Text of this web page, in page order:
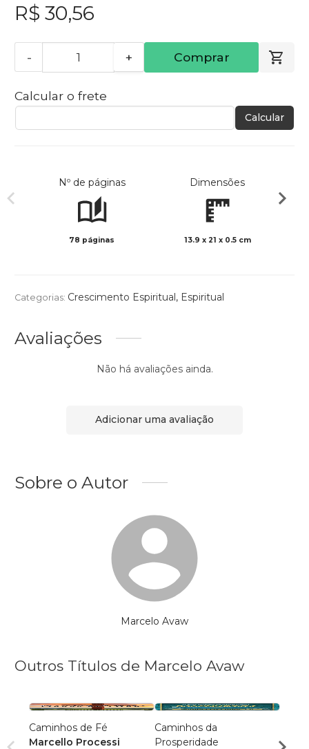
R$ 30,56
- + Comprar
Calcular o frete
Calcular
Nº de páginas
78 páginas
Dimensões
13.9 x 21 x 0.5 cm
Categorias: Crescimento Espiritual, Espiritual
Avaliações
Não há avaliações ainda.
Adicionar uma avaliação
Sobre o Autor
Marcelo Avaw
Outros Títulos de Marcelo Avaw
Caminhos de Fé
Marcello Processi
Caminhos da
Prosperidade